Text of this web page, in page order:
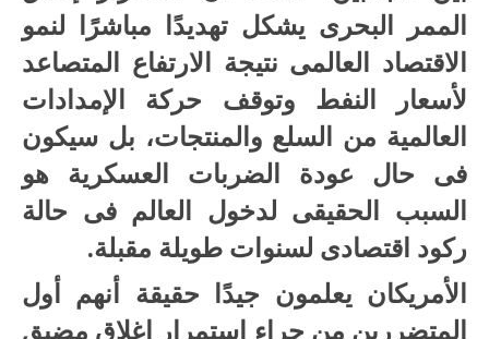
الممر البحرى يشكل تهديدًا مباشرًا لنمو
الاقتصاد العالمى نتيجة الارتفاع المتصاعد
لأسعار النفط وتوقف حركة الإمدادات
العالمية من السلع والمنتجات، بل سيكون
فى حال عودة الضربات العسكرية هو
السبب الحقيقى لدخول العالم فى حالة
ركود اقتصادى لسنوات طويلة مقبلة.
الأمريكان يعلمون جيدًا حقيقة أنهم أول
المتضررين من جراء استمرار إغلاق مضيق